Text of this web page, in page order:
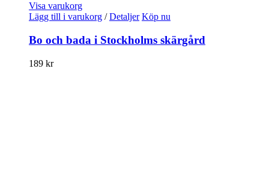
Visa varukorg
Lägg till i varukorg / Detaljer Köp nu
Bo och bada i Stockholms skärgård
189 kr